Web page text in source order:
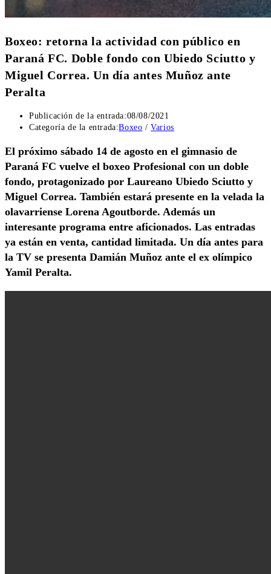
Boxeo: retorna la actividad con público en
Paraná FC. Doble fondo con Ubiedo Sciutto y
Miguel Correa. Un día antes Muñoz ante
Peralta
Publicación de la entrada:08/08/2021
Categoría de la entrada:Boxeo / Varios
El próximo sábado 14 de agosto en el gimnasio de
Paraná FC vuelve el boxeo Profesional con un doble
fondo, protagonizado por Laureano Ubiedo Sciutto y
Miguel Correa. También estará presente en la velada la
olavarriense Lorena Agoutborde. Además un
interesante programa entre aficionados. Las entradas
ya están en venta, cantidad limitada. Un día antes para
la TV se presenta Damián Muñoz ante el ex olímpico
Yamil Peralta.